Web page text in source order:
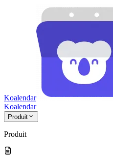
Koalendar
Koalendar
Produit
Produit